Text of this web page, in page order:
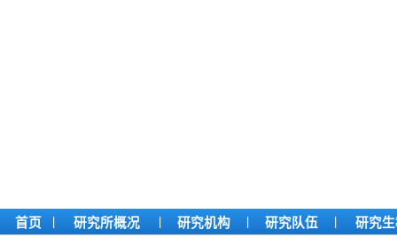
首页 | 研究所概况 | 研究机构 | 研究队伍 | 研究